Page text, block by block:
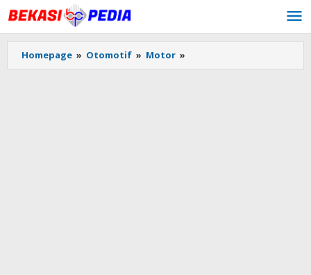
Lewati
ke
konten
Homepage » Otomotif » Motor »
Ganti